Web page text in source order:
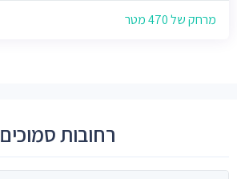
מרחק של 470 מטר
רחובות סמוכים